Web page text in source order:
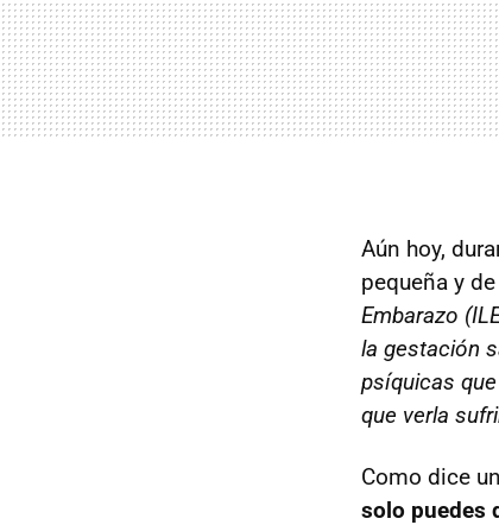
Aún hoy,
pequeña y
Embarazo
la gestación
psíquicas
que verla
Como dice
solo puedes